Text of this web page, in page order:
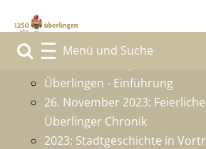
1250 Jahre Überlingen
Grußwort des Sponsors
Überlingen - Einführung
26. November 2023:
Überlinger Chronik
2023: Stadtgeschichte in